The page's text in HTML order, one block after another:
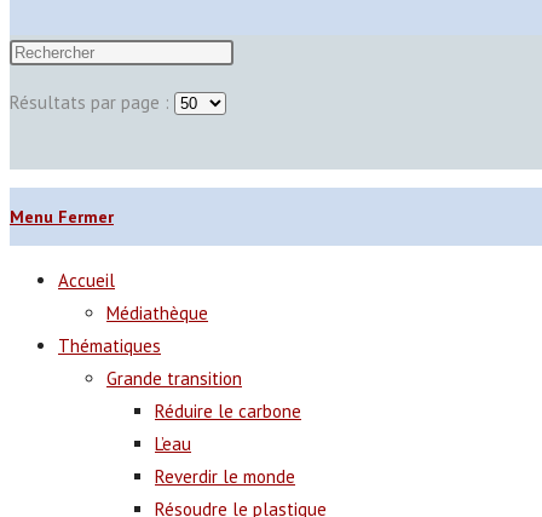
Résultats par page :
Menu Fermer
Accueil
Médiathèque
Thématiques
Grande transition
Réduire le carbone
L’eau
Reverdir le monde
Résoudre le plastique